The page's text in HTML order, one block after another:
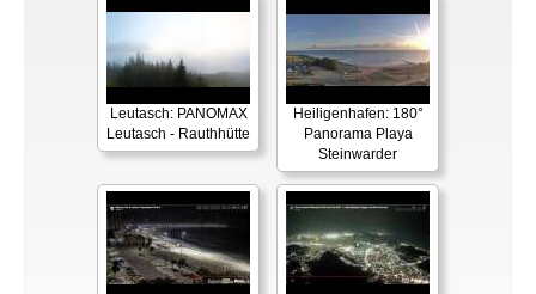
Leutasch: PANOMAX
Leutasch - Rauthhütte
Heiligenhafen: 180°
Panorama Playa
Steinwarder